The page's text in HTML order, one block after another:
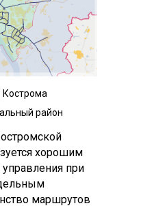
хорошим
при
маршрутов
Кострома
район